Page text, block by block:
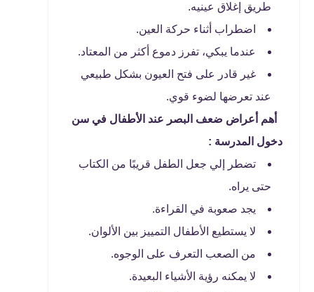
طريق إغلاق عينيه.
اضطراب أثناء حركة العين.
عندما يبكي، تفرز دموع أكثر من المعتاد.
غير قادر على فتح العيون بشكل طبيعي
عند تعرضها لضوء قوي.
أهم أعراض ضعف البصر عند الأطفال في سن
دخول المدرسة :
تضطر إلي جعل الطفل قريبًا من الكتاب
حتى يراه.
يجد صعوبة في القراءة.
لا يستطيع الأطفال التمييز بين الألوان.
من الصعب التعرف على الوجوه.
لا يمكنه رؤية الأشياء البعيدة.